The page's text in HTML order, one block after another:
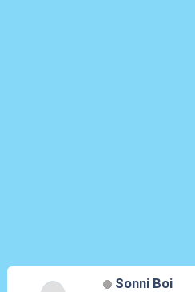
Sonni Boi